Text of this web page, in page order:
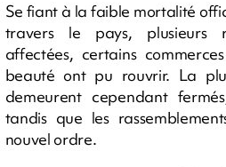
Se fiant à la faible mortalité
travers le pays, plusieurs
affectées, certains
beauté ont pu rouvrir. La
demeurent cependant
tandis que les
nouvel ordre.